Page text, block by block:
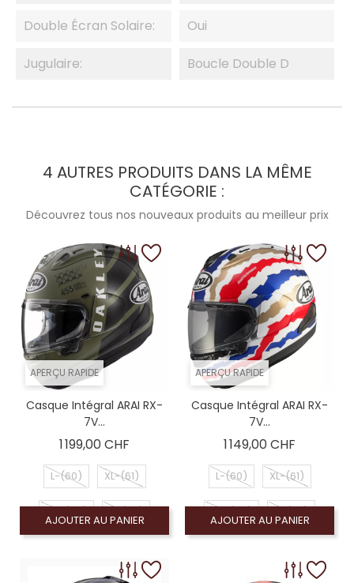
Double Écran Solaire: Oui
Jugulaire: Boucle Double D
4 AUTRES PRODUITS DANS LA MÊME
CATÉGORIE :
Découvrez tous nos nouveaux produits au meilleur prix
APERÇU RAPIDE
Casque Intégral ARAI RX-
7V...
1 199,00 CHF
L-(60) XL-(61)
XS-(54) S-(56)
AJOUTER AU PANIER
APERÇU RAPIDE
Casque Intégral ARAI RX-
7V...
1 149,00 CHF
L-(60) XL-(61)
XS-(54) S-(56)
AJOUTER AU PANIER